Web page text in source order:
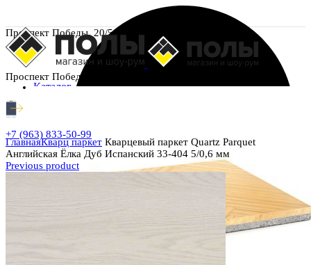
Проспект Победы, 20/5
Проспект Победы, 20/5
Каталог
+7 (963) 833-50-99
ГлавнаяКварц паркет Кварцевый паркет Quartz Parquet
Английская Ёлка Дуб Испанский 33-404 5/0,6 мм
Previous product